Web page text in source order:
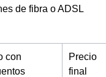
de fibra o ADSL
con
Precio
final